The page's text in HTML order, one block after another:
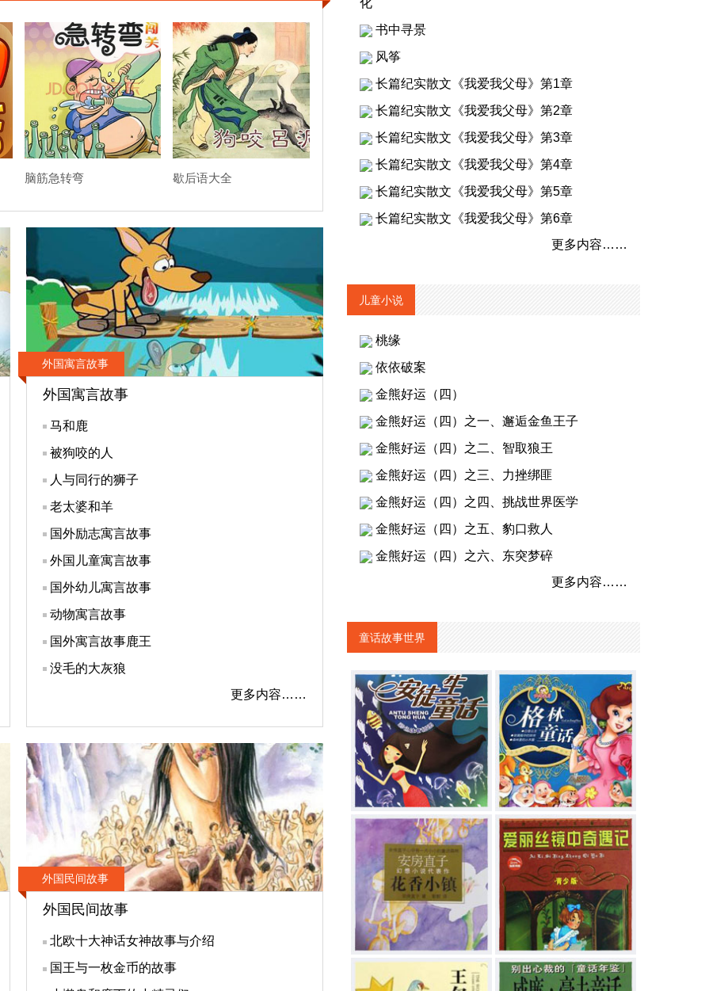
脑筋急转弯 歇后语大全
外国寓言故事
外国寓言故事
马和鹿
被狗咬的人
人与同行的狮子
老太婆和羊
国外励志寓言故事
外国儿童寓言故事
国外幼儿寓言故事
动物寓言故事
国外寓言故事鹿王
没毛的大灰狼
更多内容……
外国民间故事
外国民间故事
北欧十大神话女神故事与介绍
国王与一枚金币的故事
化
书中寻景
风筝
长篇纪实散文《我爱我父母》第1章
长篇纪实散文《我爱我父母》第2章
长篇纪实散文《我爱我父母》第3章
长篇纪实散文《我爱我父母》第4章
长篇纪实散文《我爱我父母》第5章
长篇纪实散文《我爱我父母》第6章
更多内容……
儿童小说
桃缘
依依破案
金熊好运（四）
金熊好运（四）之一、邂逅金鱼王子
金熊好运（四）之二、智取狼王
金熊好运（四）之三、力挫绑匪
金熊好运（四）之四、挑战世界医学
金熊好运（四）之五、豹口救人
金熊好运（四）之六、东突梦碎
更多内容……
童话故事世界